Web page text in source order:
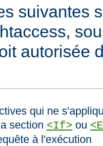
suivantes
autorisée
qui ne
section <If> ou
à l'exécution